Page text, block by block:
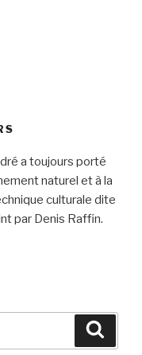
a toujours porté
naturel et à la
culturale dite
par Denis Raffin.